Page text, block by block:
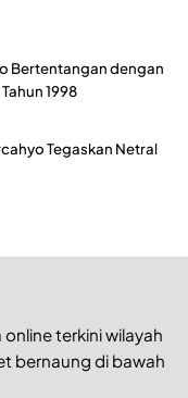
Bertentangan dengan
1998
Tegaskan Netral
terkini wilayah
bernaung di bawah